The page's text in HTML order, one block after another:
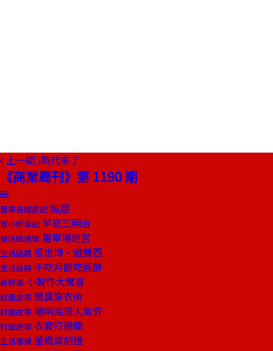
上一期 i時代來了
《商業周刊》第 1190 期
董事長嬉遊記 無題
嘗小鮮筆記 早安三明治
發現酷建築 屠宰場迷宮
生活話題 逛世博‧遊雙西
生活話題 不吃月餅吃圓餅
新鮮事 小製作大驚喜
封面故事 雙贏穿衣術
封面故事 聰明混搭人氣夯
封面故事 衣套打通關
生活書摘 董橋談胡適